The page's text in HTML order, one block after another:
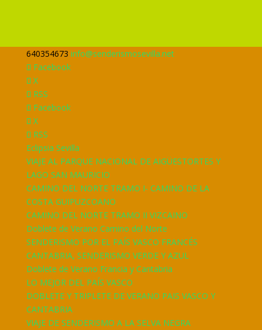
640354673 info@senderismosevilla.net
Facebook
X
RSS
Facebook
X
RSS
Eclipsia Sevilla
VIAJE AL PARQUE NACIONAL DE AIGÜESTORTES Y
LAGO SAN MAURICIO
CAMINO DEL NORTE TRAMO I- CAMINO DE LA
COSTA GUIPUZCOANO
CAMINO DEL NORTE TRAMO II VIZCAINO
Doblete de Verano Camino del Norte
SENDERISMO POR EL PAÍS VASCO FRANCÉS
CANTABRIA, SENDERISMO VERDE Y AZUL
Doblete de Verano Francia y Cantabria
LO MEJOR DEL PAÍS VASCO
DOBLETE Y TRIPLETE DE VERANO PAIS VASCO Y
CANTABRIA
VIAJE DE SENDERISMO A LA SELVA NEGRA